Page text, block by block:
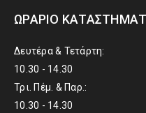
ΩΡΆΡΙΟ
Δευτέρα & Τετάρτη:
10.30 - 14.30
Τρι. Πέμ. & Παρ.:
10.30 - 14.30